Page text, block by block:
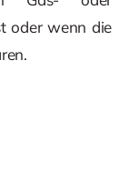
oder wenn die